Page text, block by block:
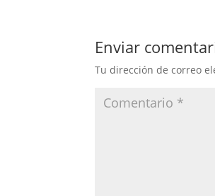
Enviar
Tu dirección de correo